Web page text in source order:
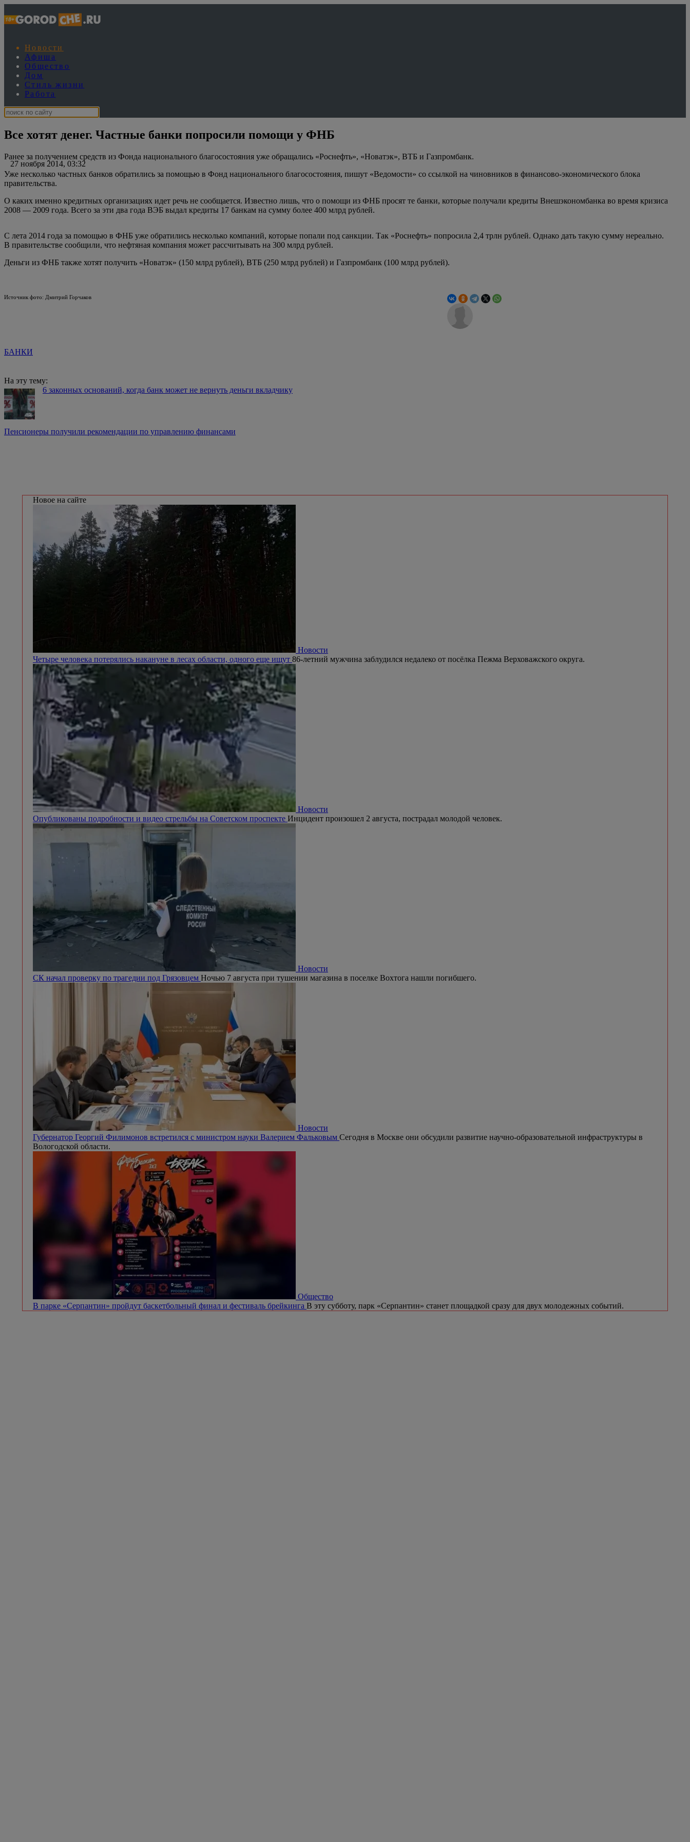
Новости
Афиша
Общество
Дом
Стиль жизни
Работа
Все хотят денег. Частные банки попросили помощи у ФНБ
27 ноября 2014, 03:32
Ранее за получением средств из Фонда национального благосостояния уже обращались «Роснефть», «Новатэк», ВТБ и Газпромбанк.
Уже несколько частных банков обратились за помощью в Фонд национального благосостояния, пишут «Ведомости» со ссылкой на чиновников в финансово-экономического блока
правительства.
О каких именно кредитных организациях идет речь не сообщается. Известно лишь, что о помощи из ФНБ просят те банки, которые получали кредиты Внешэкономбанка во время кризиса
2008 — 2009 года. Всего за эти два года ВЭБ выдал кредиты 17 банкам на сумму более 400 млрд рублей.
С лета 2014 года за помощью в ФНБ уже обратились несколько компаний, которые попали под санкции. Так «Роснефть» попросила 2,4 трлн рублей. Однако дать такую сумму нереально.
В правительстве сообщили, что нефтяная компания может рассчитывать на 300 млрд рублей.
Деньги из ФНБ также хотят получить «Новатэк» (150 млрд рублей), ВТБ (250 млрд рублей) и Газпромбанк (100 млрд рублей).
Источник фото: Дмитрий Горчаков
БАНКИ
На эту тему:
6 законных оснований, когда банк может не вернуть деньги вкладчику
Пенсионеры получили рекомендации по управлению финансами
Новое на сайте
Новости
Четыре человека потерялись накануне в лесах области, одного еще ищут 86-летний мужчина заблудился недалеко от посёлка Пежма Верховажского округа.
Новости
Опубликованы подробности и видео стрельбы на Советском проспекте Инцидент произошел 2 августа, пострадал молодой человек.
Новости
СК начал проверку по трагедии под Грязовцем Ночью 7 августа при тушении магазина в поселке Вохтога нашли погибшего.
Новости
Губернатор Георгий Филимонов встретился с министром науки Валерием Фальковым Сегодня в Москве они обсудили развитие научно-образовательной инфраструктуры в
Вологодской области.
Общество
В парке «Серпантин» пройдут баскетбольный финал и фестиваль брейкинга В эту субботу, парк «Серпантин» станет площадкой сразу для двух молодежных событий.